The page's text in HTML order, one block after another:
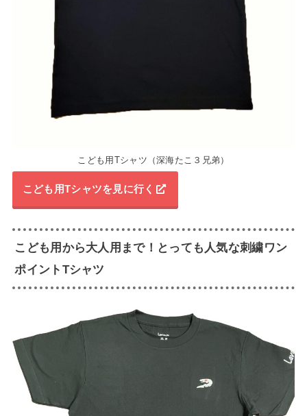
こども用Tシャツ（深海たこ３兄弟）
こども用Tシャツを見に行く
こども用から大人用まで！とっても人気な刺繍ワン
ポイントTシャツ